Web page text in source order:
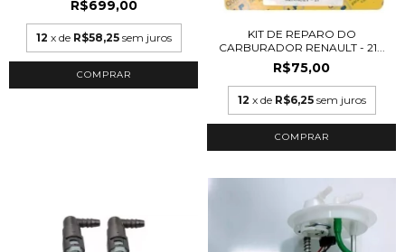
R$699,00
12 x de R$58,25 sem juros
KIT DE REPARO DO
CARBURADOR RENAULT - 21...
R$75,00
12 x de R$6,25 sem juros